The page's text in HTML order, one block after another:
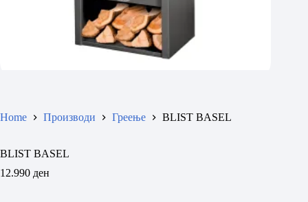
Home Производи Греење BLIST BASEL
BLIST BASEL
12.990 ден